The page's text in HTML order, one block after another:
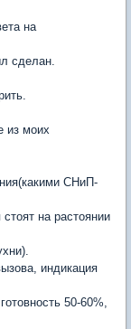
на
сделан.
из моих
СНиП-
на растоянии
индикация
50-60%,